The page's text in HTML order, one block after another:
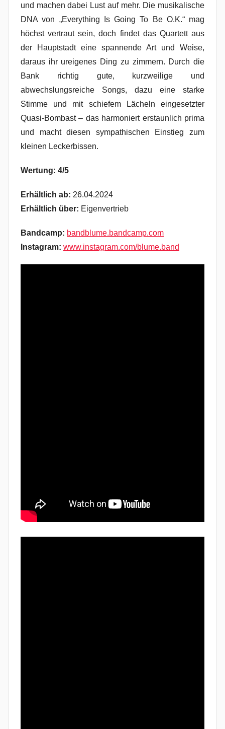
und machen dabei Lust auf mehr. Die musikalische
DNA von „Everything Is Going To Be O.K.“ mag
höchst vertraut sein, doch findet das Quartett aus
der Hauptstadt eine spannende Art und Weise,
daraus ihr ureigenes Ding zu zimmern. Durch die
Bank richtig gute, kurzweilige und
abwechslungsreiche Songs, dazu eine starke
Stimme und mit schiefem Lächeln eingesetzter
Quasi-Bombast – das harmoniert erstaunlich prima
und macht diesen sympathischen Einstieg zum
kleinen Leckerbissen.
Wertung: 4/5
Erhältlich ab: 26.04.2024
Erhältlich über: Eigenvertrieb
Bandcamp: bandblume.bandcamp.com
Instagram: www.instagram.com/blume.band